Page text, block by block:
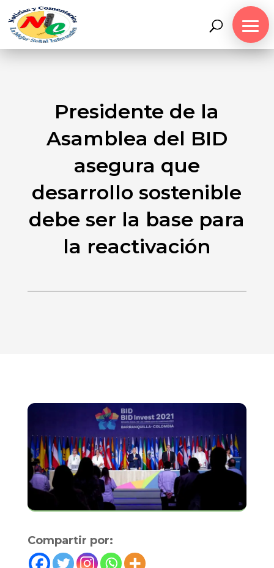
Presidente de la
Asamblea del BID
asegura que
desarrollo sostenible
debe ser la base para
la reactivación
Compartir por: